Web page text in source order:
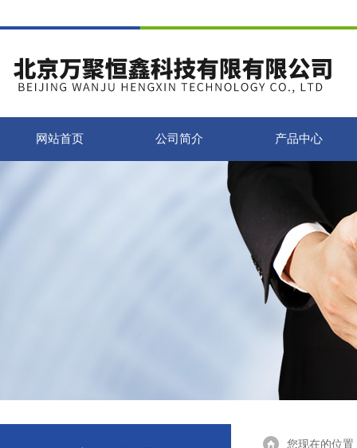
网站首页 公司简介 产品中心
您现在的位置